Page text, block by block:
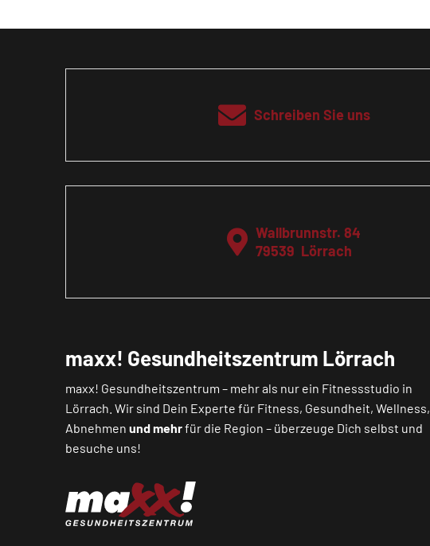
Schreiben Sie uns
Wallbrunnstr. 84
79539 Lörrach
maxx! Gesundheitszentrum Lörrach
maxx! Gesundheitszentrum – mehr als nur ein Fitnessstudio in
Lörrach. Wir sind Dein Experte für Fitness, Gesundheit, Wellness,
Abnehmenund mehrfür die Region – überzeuge Dich selbst und
besuche uns!